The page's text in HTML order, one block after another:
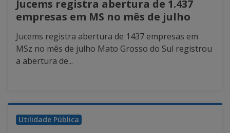
Jucems registra abertura de 1.437
empresas em MS no mês de julho
Jucems registra abertura de 1437 empresas em
MSz no mês de julho Mato Grosso do Sul registrou
a abertura de...
Utilidade Pública